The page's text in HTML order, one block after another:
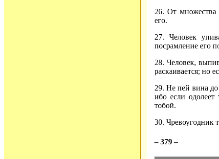
26. От множества
его.
27. Человек
посрамление его
28. Человек,
раскаивается; но
29. Не пей вина
ибо если одолеет
тобой.
30. Чревоугодник
– 379 –